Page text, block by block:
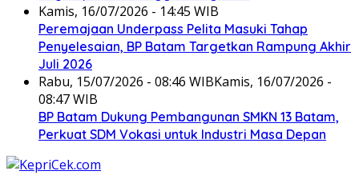
Kamis, 16/07/2026 - 14:45 WIB
Peremajaan Underpass Pelita Masuki Tahap
Penyelesaian, BP Batam Targetkan Rampung Akhir
Juli 2026
Rabu, 15/07/2026 - 08:46 WIBKamis, 16/07/2026 -
08:47 WIB
BP Batam Dukung Pembangunan SMKN 13 Batam,
Perkuat SDM Vokasi untuk Industri Masa Depan